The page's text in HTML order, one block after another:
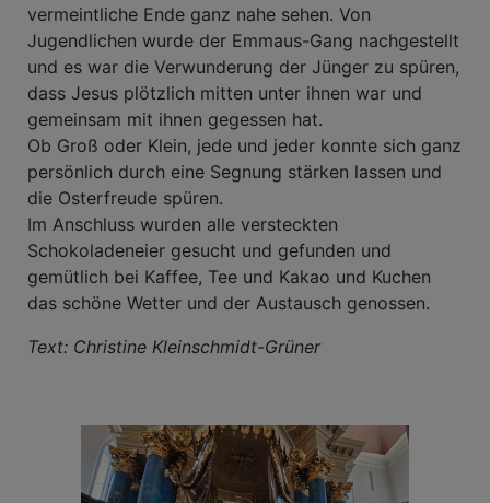
vermeintliche Ende ganz nahe sehen. Von
Jugendlichen wurde der Emmaus-Gang nachgestellt
und es war die Verwunderung der Jünger zu spüren,
dass Jesus plötzlich mitten unter ihnen war und
gemeinsam mit ihnen gegessen hat.
Ob Groß oder Klein, jede und jeder konnte sich ganz
persönlich durch eine Segnung stärken lassen und
die Osterfreude spüren.
Im Anschluss wurden alle versteckten
Schokoladeneier gesucht und gefunden und
gemütlich bei Kaffee, Tee und Kakao und Kuchen
das schöne Wetter und der Austausch genossen.
Text: Christine Kleinschmidt-Grüner